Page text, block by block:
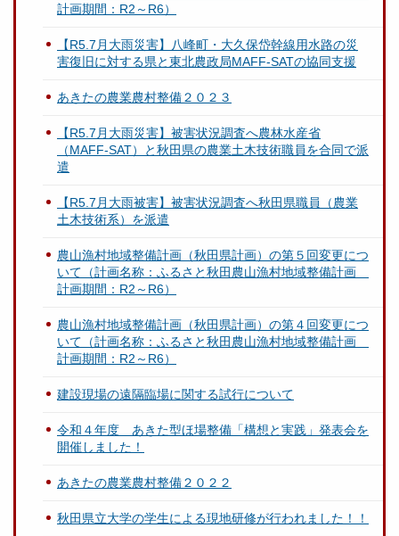
計画期間：R2～R6）
【R5.7月大雨災害】八峰町・大久保岱幹線用水路の災
害復旧に対する県と東北農政局MAFF-SATの協同支援
あきたの農業農村整備２０２３
【R5.7月大雨災害】被害状況調査へ農林水産省
（MAFF-SAT）と秋田県の農業土木技術職員を合同で派
遣
【R5.7月大雨被害】被害状況調査へ秋田県職員（農業
土木技術系）を派遣
農山漁村地域整備計画（秋田県計画）の第５回変更につ
いて（計画名称：ふるさと秋田農山漁村地域整備計画
計画期間：R2～R6）
農山漁村地域整備計画（秋田県計画）の第４回変更につ
いて（計画名称：ふるさと秋田農山漁村地域整備計画
計画期間：R2～R6）
建設現場の遠隔臨場に関する試行について
令和４年度 あきた型ほ場整備「構想と実践」発表会を
開催しました！
あきたの農業農村整備２０２２
秋田県立大学の学生による現地研修が行われました！！